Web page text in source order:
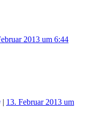
2013 um 6:44
| 13. Februar 2013 um